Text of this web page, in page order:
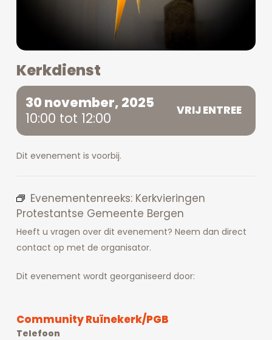
Kerkdienst
30 november, 2025
10:00 tot 12:00
VRIJ ENTREE
Dit evenement is voorbij.
Evenementenreeks: Kerkvieringen
Protestantse Gemeente Bergen
Heeft u vragen over dit evenement? Neem dan direct
contact op met de organisator.
Dit evenement wordt georganiseerd door:
Community Ruïnekerk/PGB
Telefoon